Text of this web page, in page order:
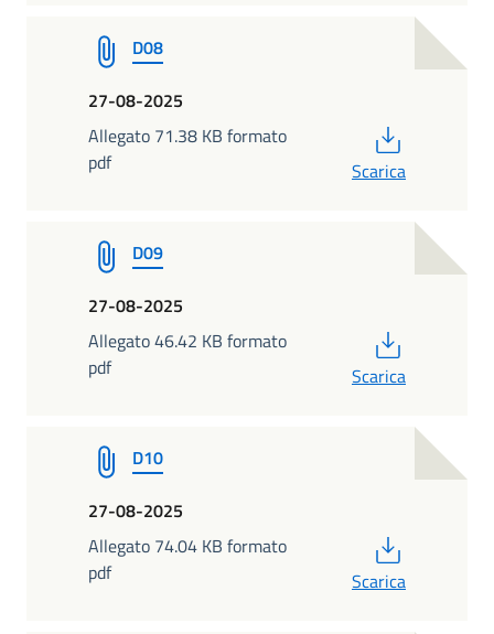
D08
27-08-2025
Allegato 71.38 KB formato
pdf
Scarica
D09
27-08-2025
Allegato 46.42 KB formato
pdf
Scarica
D10
27-08-2025
Allegato 74.04 KB formato
pdf
Scarica